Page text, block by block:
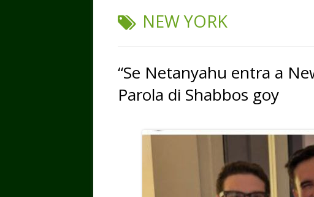
TAG:
NEW YORK
“Se Netanyahu entra a
Parola di Shabbos goy